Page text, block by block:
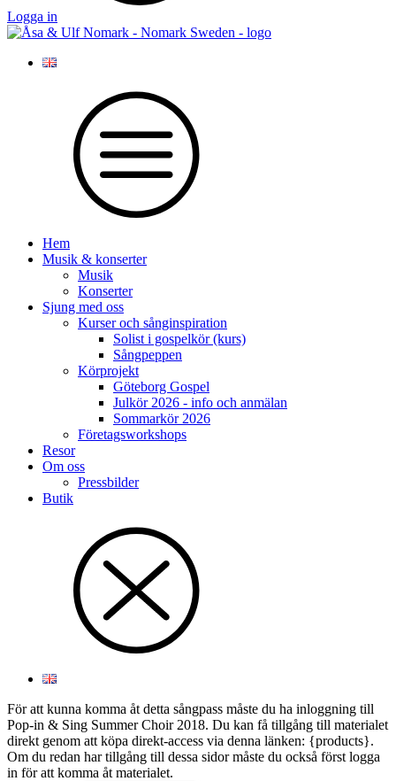
Logga in
Hem
Musik & konserter
Musik
Konserter
Sjung med oss
Kurser och sånginspiration
Solist i gospelkör (kurs)
Sångpeppen
Körprojekt
Göteborg Gospel
Julkör 2026 - info och anmälan
Sommarkör 2026
Företagsworkshops
Resor
Om oss
Pressbilder
Butik
För att kunna komma åt detta sångpass måste du ha inloggning till
Pop-in & Sing Summer Choir 2018. Du kan få tillgång till materialet
direkt genom att köpa direkt-access via denna länken: {products}.
Om du redan har tillgång till dessa sidor måste du också först logga
in för att komma åt materialet.